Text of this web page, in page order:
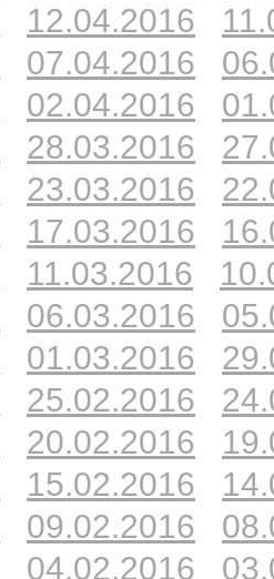
12.04.2016
07.04.2016
02.04.2016
28.03.2016
23.03.2016
17.03.2016
11.03.2016
06.03.2016
01.03.2016
25.02.2016
20.02.2016
15.02.2016
09.02.2016
04.02.2016